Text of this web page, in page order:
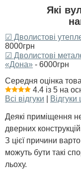
Які
☑ Дволистові
8000грн
☑ Дволистові
«Дона» - 6000грн
Середня оцінка
4.4 із 5 на
Всі відгуки
Відгуки
Деякі приміщення
дверних
З цієї причини
можуть бути такі
льоху.